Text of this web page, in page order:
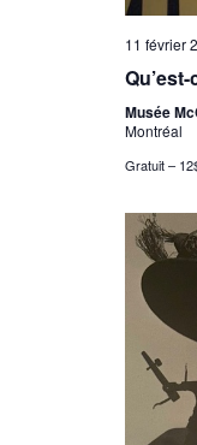
11 février
Musée
Montréal
Gratuit –